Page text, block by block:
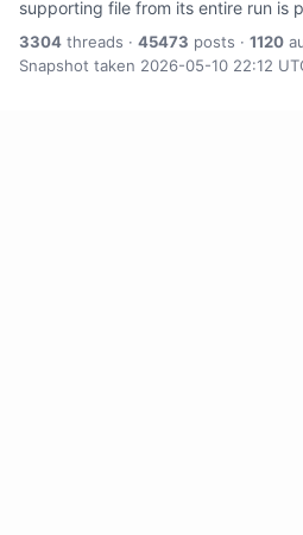
supporting file from its entire run is
3304 threads · 45473 posts · 1120
Snapshot taken 2026-05-10 22:12